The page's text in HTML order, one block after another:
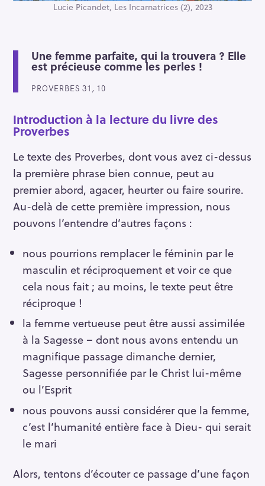
Lucie Picandet, Les Incarnatrices (2), 2023
Une femme parfaite, qui la trouvera ? Elle
est précieuse comme les perles !
PROVERBES 31, 10
Introduction à la lecture du livre des
Proverbes
Le texte des Proverbes, dont vous avez ci-dessus
la première phrase bien connue, peut au
premier abord, agacer, heurter ou faire sourire.
Au-delà de cette première impression, nous
pouvons l’entendre d’autres façons :
nous pourrions remplacer le féminin par le
masculin et réciproquement et voir ce que
cela nous fait ; au moins, le texte peut être
réciproque !
la femme vertueuse peut être aussi assimilée
à la Sagesse – dont nous avons entendu un
magnifique passage dimanche dernier,
Sagesse personnifiée par le Christ lui-même
ou l’Esprit
nous pouvons aussi considérer que la femme,
c’est l’humanité entière face à Dieu- qui serait
le mari
Alors, tentons d’écouter ce passage d’une façon